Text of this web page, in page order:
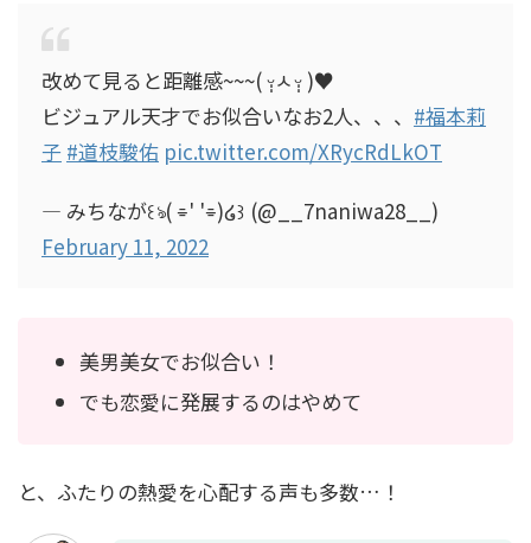
板垣李光人の美容法は？すっぴんが綺麗！美し
すぎる素顔画像と美肌の秘訣
改めて見ると距離感~~~( ᵕ̩̩ㅅᵕ̩̩ )♥
ビジュアル天才でお似合いなお2人、、、 #福本莉
子 #道枝駿佑 pic.twitter.com/XRycRdLkOT
— みちなが꒰ঌ( ⌯' '⌯)໒꒱ (@__7naniwa28__)
February 11, 2022
美男美女でお似合い！
でも恋愛に発展するのはやめて
と、ふたりの熱愛を心配する声も多数…！